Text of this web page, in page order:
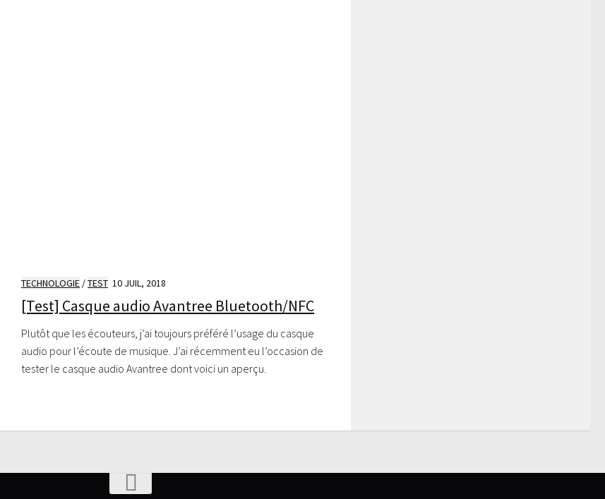
TECHNOLOGIE /TEST 10 JUIL, 2018
[Test] Casque audio Avantree Bluetooth/NFC
Plutôt que les écouteurs, j’ai toujours préféré l’usage du casque
audio pour l’écoute de musique. J’ai récemment eu l’occasion de
tester le casque audio Avantree dont voici un aperçu.